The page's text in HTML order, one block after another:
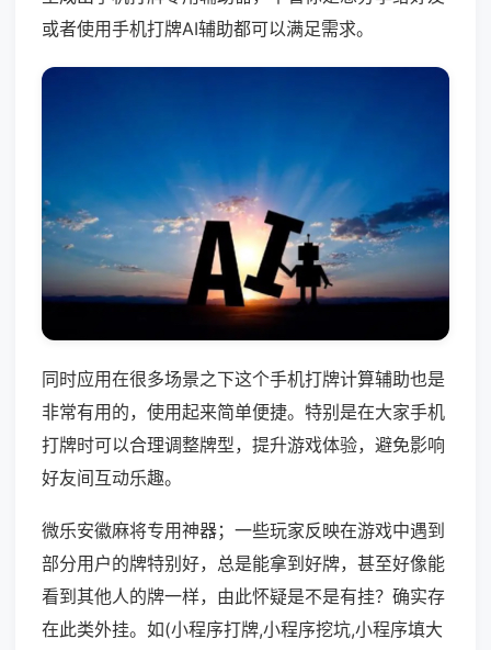
或者使用手机打牌AI辅助都可以满足需求。
同时应用在很多场景之下这个手机打牌计算辅助也是
非常有用的，使用起来简单便捷。特别是在大家手机
打牌时可以合理调整牌型，提升游戏体验，避免影响
好友间互动乐趣。
微乐安徽麻将专用神器；一些玩家反映在游戏中遇到
部分用户的牌特别好，总是能拿到好牌，甚至好像能
看到其他人的牌一样，由此怀疑是不是有挂？确实存
在此类外挂。如(小程序打牌,小程序挖坑,小程序填大